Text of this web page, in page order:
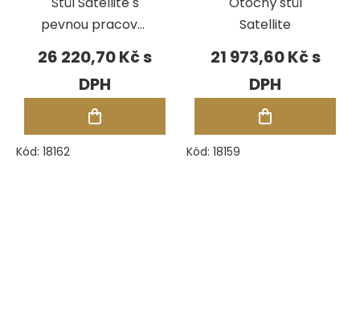
pevnou pracovní
deskou včetně
stojanu
26 220,70 Kč
Kód: 18162
Satellite
21 973,60 Kč
Kód: 18159